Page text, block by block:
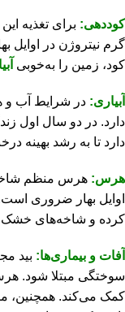
کوددهی:
گرم نیتروژن در اوایل
کود، زمین را به‌خوبی
آبیاری: در شرایط آب و
دارد. در دو سال اول
دارد تا به رشد بهینه
هرس: هرس منظم
اوایل بهار ضروری
کرده و شاخه‌های خشک
آفات و بیماری‌ها: بید
سوختگی مبتلا شود.
کمک می‌کند. همچنین،